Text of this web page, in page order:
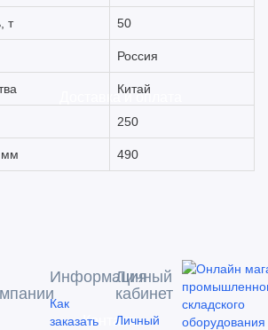
Доставка и оплата
Контакты
т 50
Россия
Китай
250
мм 490
Информация
Как
заказать
Личный
кабинет
Личный